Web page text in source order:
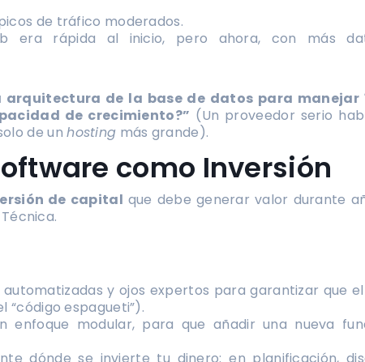
de tráfico moderados.
era rápida al inicio, pero ahora, con más
arquitectura de la base de datos para manejar
de crecimiento?” (Un proveedor serio
de unhosting más grande).
como Inversión
de capital que debe generar valor durante
y ojos expertos para garantizar que
espagueti”).
enfoque modular, para que añadir una nueva
dónde se invierte tu dinero: en planificación,